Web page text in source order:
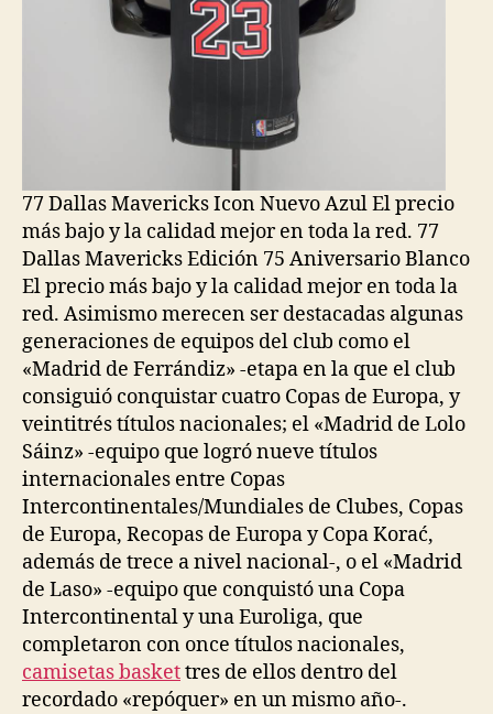
77 Dallas Mavericks Icon Nuevo Azul El precio
más bajo y la calidad mejor en toda la red. 77
Dallas Mavericks Edición 75 Aniversario Blanco
El precio más bajo y la calidad mejor en toda la
red. Asimismo merecen ser destacadas algunas
generaciones de equipos del club como el
«Madrid de Ferrándiz» -etapa en la que el club
consiguió conquistar cuatro Copas de Europa, y
veintitrés títulos nacionales; el «Madrid de Lolo
Sáinz» -equipo que logró nueve títulos
internacionales entre Copas
Intercontinentales/Mundiales de Clubes, Copas
de Europa, Recopas de Europa y Copa Korać,
además de trece a nivel nacional-, o el «Madrid
de Laso» -equipo que conquistó una Copa
Intercontinental y una Euroliga, que
completaron con once títulos nacionales,
camisetas baskettres de ellos dentro del
recordado «repóquer» en un mismo año-.